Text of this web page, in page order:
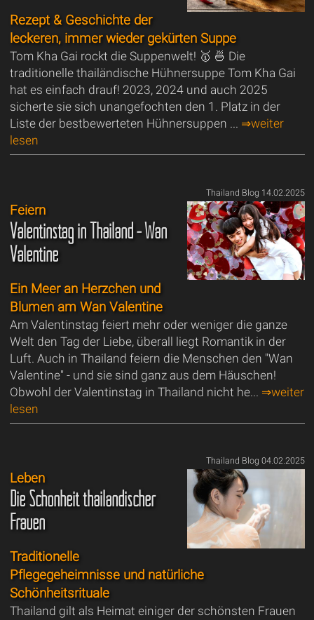
Rezept & Geschichte der
leckeren, immer wieder gekürten Suppe
Tom Kha Gai rockt die Suppenwelt! 🥇 🍜 Die
traditionelle thailändische Hühnersuppe Tom Kha Gai
hat es einfach drauf! 2023, 2024 und auch 2025
sicherte sie sich unangefochten den 1. Platz in der
Liste der bestbewerteten Hühnersuppen ... ⇒weiter
lesen
Thailand Blog 14.02.2025
Feiern
Valentinstag in Thailand - Wan
Valentine
Ein Meer an Herzchen und
Blumen am Wan Valentine
Am Valentinstag feiert mehr oder weniger die ganze
Welt den Tag der Liebe, überall liegt Romantik in der
Luft. Auch in Thailand feiern die Menschen den "Wan
Valentine" - und sie sind ganz aus dem Häuschen!
Obwohl der Valentinstag in Thailand nicht he... ⇒weiter
lesen
Thailand Blog 04.02.2025
Leben
Die Schönheit thailändischer
Frauen
Traditionelle
Pflegegeheimnisse und natürliche
Schönheitsrituale
Thailand gilt als Heimat einiger der schönsten Frauen